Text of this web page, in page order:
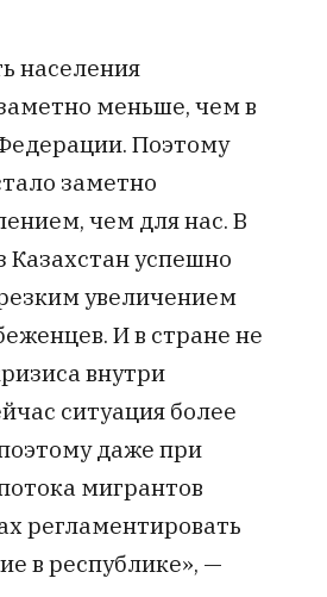
населения
меньше, чем в
Поэтому
заметно
чем для нас. В
успешно
увеличением
И в стране не
внутри
ситуация более
даже при
мигрантов
регламентировать
в республике», —